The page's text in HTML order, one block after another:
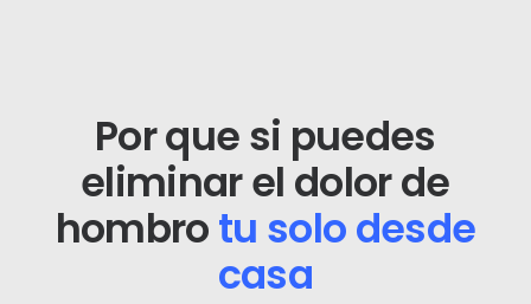
Por que si puedes
eliminar el dolor de
hombrotu solo desde
casa